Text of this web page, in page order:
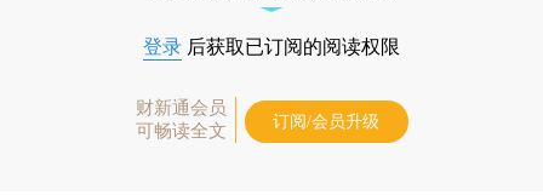
登录 后获取已订阅的阅读权限
财新通会员
可畅读全文
订阅/会员升级